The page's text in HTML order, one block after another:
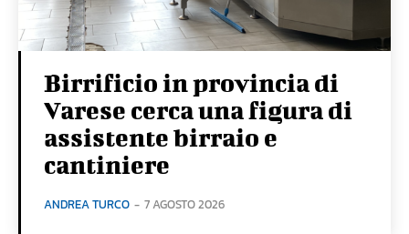
Birrificio in provincia di
Varese cerca una figura di
assistente birraio e
cantiniere
ANDREA TURCO - 7 AGOSTO 2026